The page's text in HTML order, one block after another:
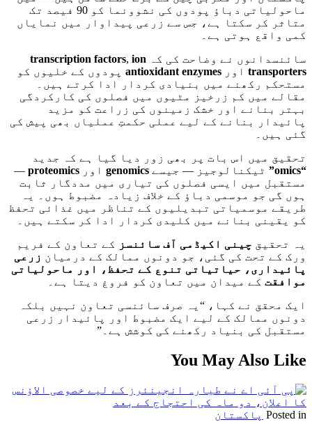
ماحولیاتی دباؤ پودوں کی نشوونما کو 90 فیصد تک
متاثر کر سکتا ہے، جس سے زرعی پیداوار میں نمایاں
کمی واقع ہوتی ہے۔
سائنسدانوں نے وضاحت کی کہ
transcription factors, ion
transporters اور antioxidant enzymes پودوں کے خلیوں کو
مستحکم رکھنے میں بنیادی کردار ادا کرتے ہیں۔
مقالے میں کم زرخیز مٹیوں میں فصلوں کی کارکردگی
بہتر بنانے اور خشک زمینوں کی زراعت کو مزید
پائیدار بنانے کے لیے عملی حکمتِ عملیاں بھی پیش کی
گئی ہیں۔
تحقیق میں اس بات پر بھی زور دیا گیا ہے کہ جدید
“omics”
ٹیکنالوجیز — جیسے genomics اور proteomics
—
مستقبل میں ایسی فصلوں کی تیاری میں مددگار ثابت
ہوں گی جو موسمی دباؤ کے خلاف زیادہ مضبوط ہوں۔ یہ
طریقے موسمیاتی تبدیلیوں کے تناظر میں غذائی تحفظ
کو یقینی بنانے میں کلیدی کردار ادا کر سکتے ہیں۔
یہ تحقیق چینی اکیڈمی آف سائنسز
کے تعاون کے فریم
ورک کے تحت کی گئی، جو دونوں ممالک کے درمیان زرعی
پائیداری، حیاتیاتی تنوع کے تحفظ، اور ماحولیاتی
موافقت کے میدان میں تعاون کو فروغ دیتا ہے۔
ایک محقق نے کہا، “یہ صرف سائنسی تعاون نہیں بلکہ
دونوں ممالک کے لیے ایک مضبوط اور پائیدار زرعی
مستقبل کی بنیاد رکھنے کی کوشش ہے۔”
You May Also Like
Posted in پاکستان